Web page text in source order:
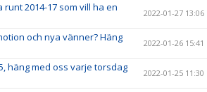
2014-17 som vill ha en
2022-01-27 13:06
och nya vänner? Häng
2022-01-26 15:41
häng med oss varje torsdag
2022-01-25 11:30